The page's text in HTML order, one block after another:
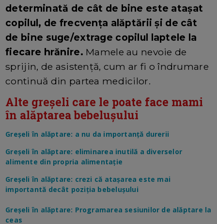
determinată de cât de bine este atașat
copilul, de frecvența alăptării și de cât
de bine suge/extrage copilul laptele la
fiecare hrănire. Mamele au nevoie de
sprijin, de asistență, cum ar fi o îndrumare
continuă din partea medicilor.
Alte greșeli care le poate face mami
în alăptarea bebelușului
Greșeli în alăptare: a nu da importanță durerii
Greșeli în alăptare: eliminarea inutilă a diverselor
alimente din propria alimentație
Greșeli în alăptare: crezi că atașarea este mai
importantă decât poziția bebelușului
Greșeli în alăptare: Programarea sesiunilor de alăptare la
ceas